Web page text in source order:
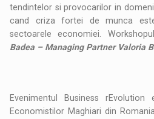
tendintelor si provocarilor in
cand criza fortei de munca
sectoarele economiei.
Badea – Managing Partner Valoria
Evenimentul Business
Economistilor Maghiari din